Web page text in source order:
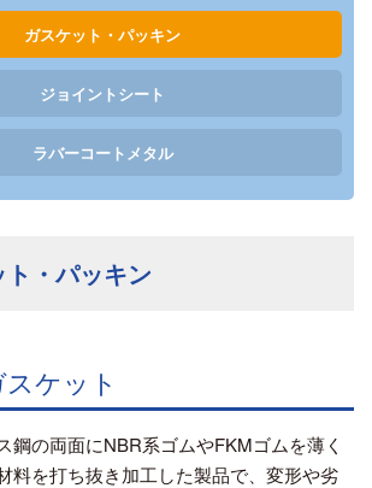
ガスケット・パッキン
ジョイントシート
ラバーコートメタル
ト・パッキン
ケット
鋼の両面にNBR系ゴムやFKMゴムを薄く
料を打ち抜き加工した製品で、変形や劣